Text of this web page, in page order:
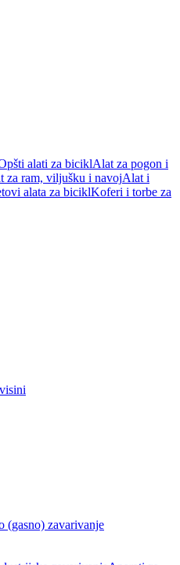
alati za biciklAlat za pogon i
za ram, viljušku i navojAlat i
alata za biciklKoferi i torbe za
(gasno) zavarivanje